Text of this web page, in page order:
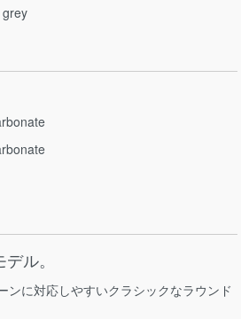
grey
ル。
ンに対応しやすいクラシックなラウンド